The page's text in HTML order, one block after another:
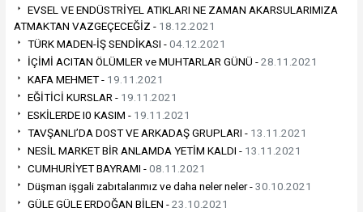
EVSEL VE ENDÜSTRİYEL ATIKLARI NE ZAMAN AKARSULARIMIZA
ATMAKTAN VAZGEÇECEĞİZ - 18.12.2021
TÜRK MADEN-İŞ SENDİKASI -04.12.2021
İÇİMİ ACITAN ÖLÜMLER ve MUHTARLAR GÜNÜ -28.11.2021
KAFA MEHMET - 19.11.2021
EĞİTİCİ KURSLAR - 19.11.2021
ESKİLERDE I0 KASIM - 19.11.2021
TAVŞANLI’DA DOST VE ARKADAŞ GRUPLARI - 13.11.2021
NESİL MARKET BİR ANLAMDA YETİM KALDI - 13.11.2021
CUMHURİYET BAYRAMI -08.11.2021
Düşman işgali zabıtalarımız ve daha neler neler -30.10.2021
GÜLE GÜLE ERDOĞAN BİLEN -23.10.2021